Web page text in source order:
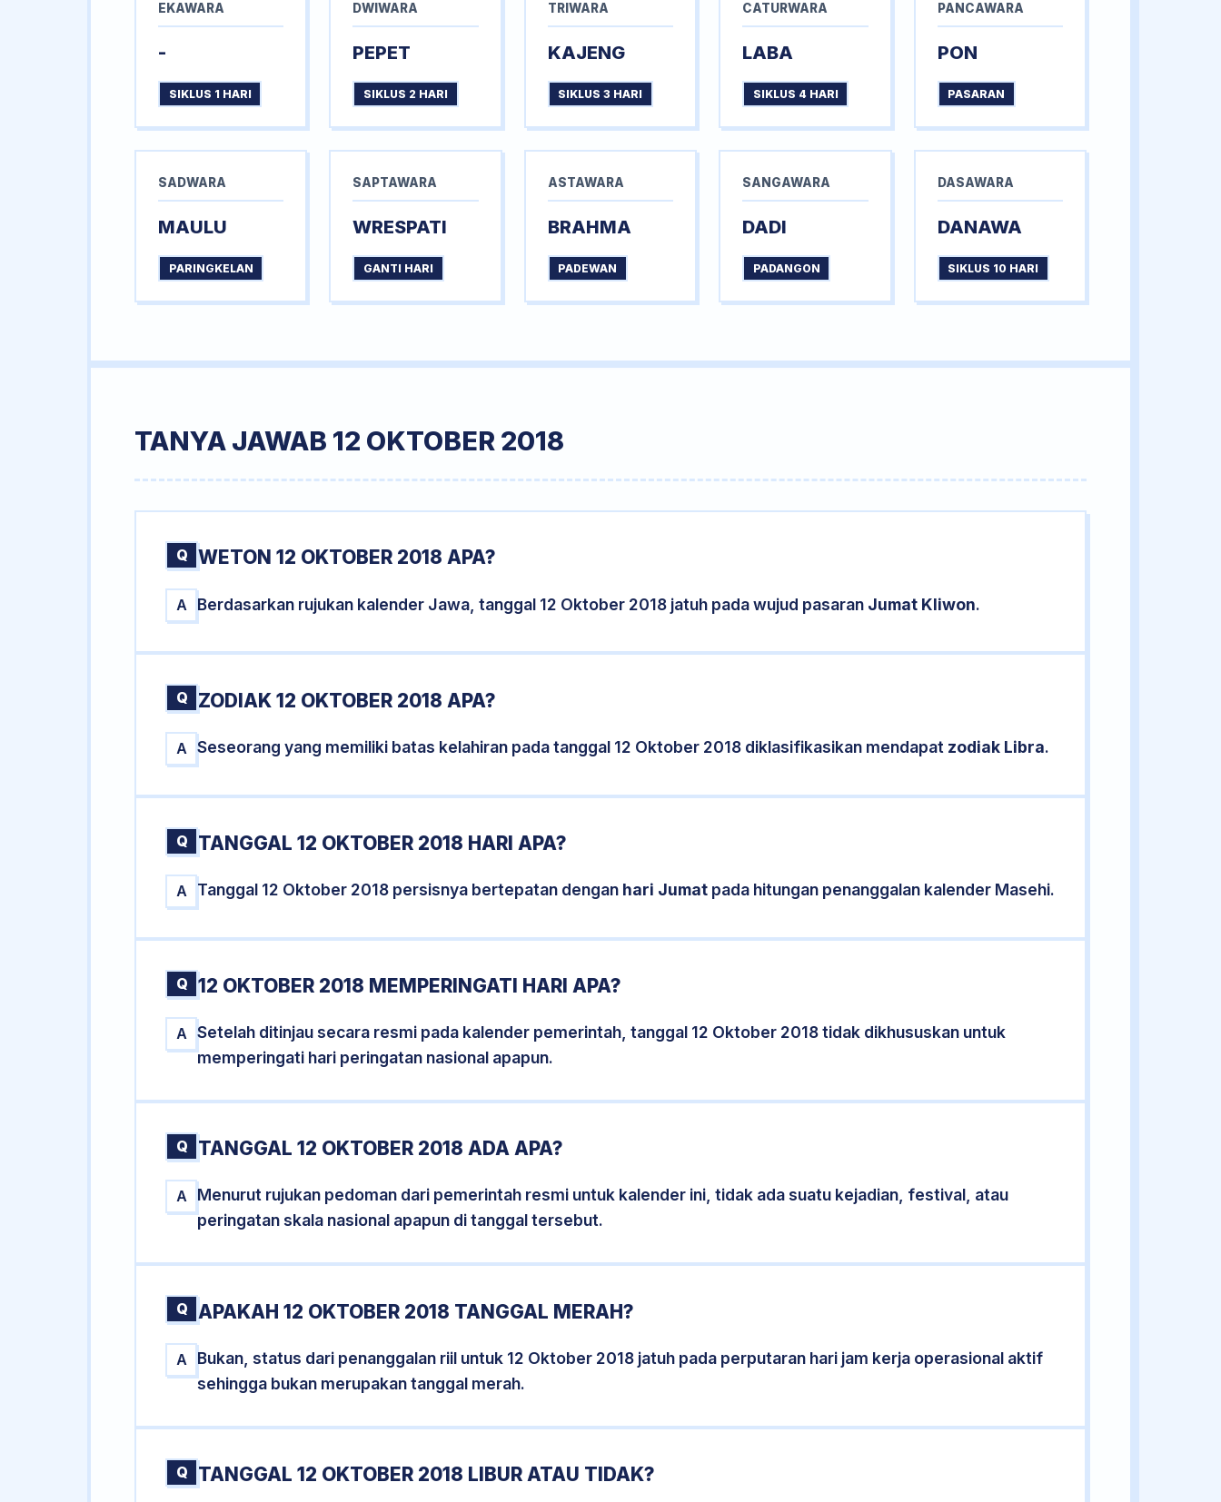
EKAWARA
-
SIKLUS 1 HARI
DWIWARA
PEPET
SIKLUS 2 HARI
TRIWARA
KAJENG
SIKLUS 3 HARI
CATURWARA
LABA
SIKLUS 4 HARI
PANCAWARA
PON
PASARAN
SADWARA
MAULU
PARINGKELAN
SAPTAWARA
WRESPATI
GANTI HARI
ASTAWARA
BRAHMA
PADEWAN
SANGAWARA
DADI
PADANGON
DASAWARA
DANAWA
SIKLUS 10 HARI
TANYA JAWAB 12 OKTOBER 2018
Q WETON 12 OKTOBER 2018 APA?
A Berdasarkan rujukan kalender Jawa, tanggal 12 Oktober 2018 jatuh pada wujud pasaran Jumat Kliwon.
Q ZODIAK 12 OKTOBER 2018 APA?
A Seseorang yang memiliki batas kelahiran pada tanggal 12 Oktober 2018 diklasifikasikan mendapat zodiak Libra.
Q TANGGAL 12 OKTOBER 2018 HARI APA?
A Tanggal 12 Oktober 2018 persisnya bertepatan dengan hari Jumat pada hitungan penanggalan kalender Masehi.
Q 12 OKTOBER 2018 MEMPERINGATI HARI APA?
A
Setelah ditinjau secara resmi pada kalender pemerintah, tanggal 12 Oktober 2018 tidak dikhususkan untuk
memperingati hari peringatan nasional apapun.
Q TANGGAL 12 OKTOBER 2018 ADA APA?
A
Menurut rujukan pedoman dari pemerintah resmi untuk kalender ini, tidak ada suatu kejadian, festival, atau
peringatan skala nasional apapun di tanggal tersebut.
Q APAKAH 12 OKTOBER 2018 TANGGAL MERAH?
A
Bukan, status dari penanggalan riil untuk 12 Oktober 2018 jatuh pada perputaran hari jam kerja operasional aktif
sehingga bukan merupakan tanggal merah.
Q TANGGAL 12 OKTOBER 2018 LIBUR ATAU TIDAK?